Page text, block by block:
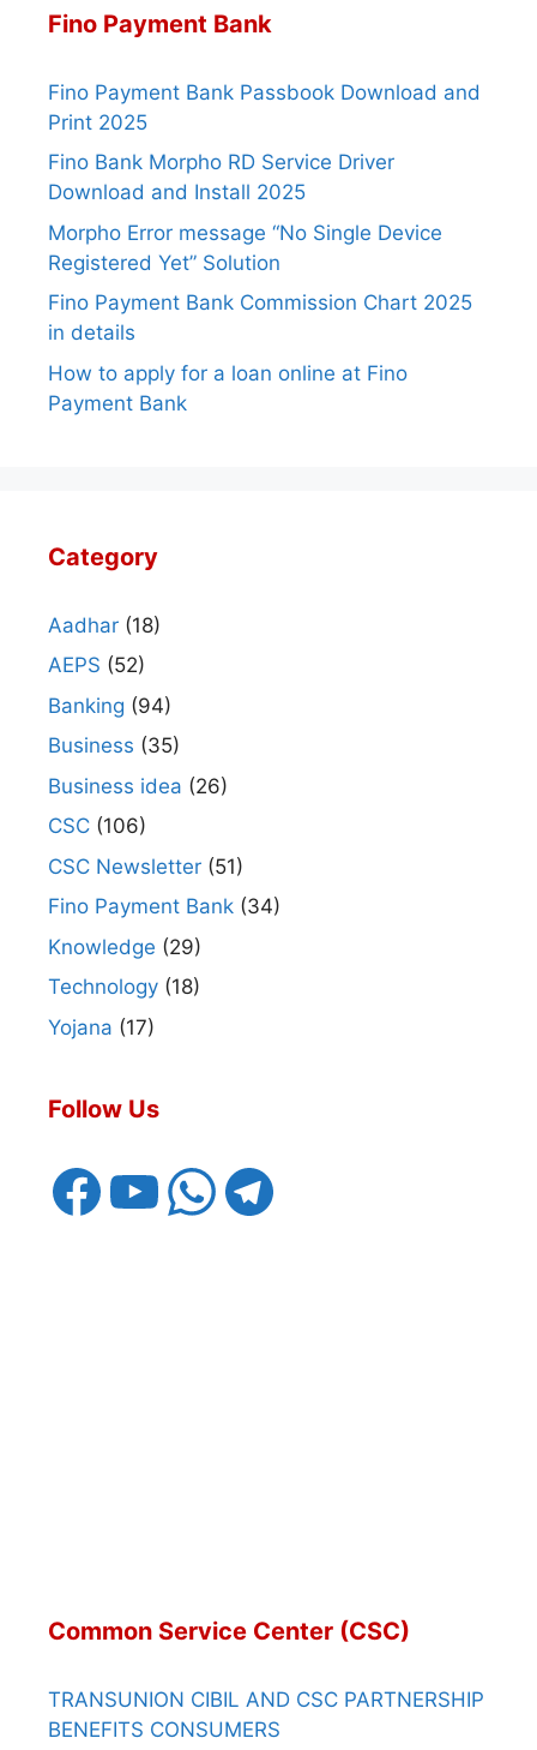
Fino Payment Bank
Fino Payment Bank Passbook Download and
Print 2025
Fino Bank Morpho RD Service Driver
Download and Install 2025
Morpho Error message “No Single Device
Registered Yet” Solution
Fino Payment Bank Commission Chart 2025
in details
How to apply for a loan online at Fino
Payment Bank
Category
Aadhar (18)
AEPS (52)
Banking (94)
Business (35)
Business idea (26)
CSC (106)
CSC Newsletter (51)
Fino Payment Bank (34)
Knowledge (29)
Technology (18)
Yojana (17)
Follow Us
FacebookYouTubeWhatsAppTelegram
Common Service Center (CSC)
TRANSUNION CIBIL AND CSC PARTNERSHIP
BENEFITS CONSUMERS